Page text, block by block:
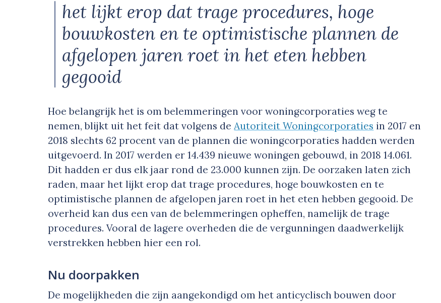
het lijkt erop dat trage procedures, hoge
bouwkosten en te optimistische plannen de
afgelopen jaren roet in het eten hebben
gegooid
Hoe belangrijk het is om belemmeringen voor woningcorporaties weg te
nemen, blijkt uit het feit dat volgens deAutoriteit Woningcorporaties in 2017 en
2018 slechts 62 procent van de plannen die woningcorporaties hadden werden
uitgevoerd. In 2017 werden er 14.439 nieuwe woningen gebouwd, in 2018 14.061.
Dit hadden er dus elk jaar rond de 23.000 kunnen zijn. De oorzaken laten zich
raden, maar het lijkt erop dat trage procedures, hoge bouwkosten en te
optimistische plannen de afgelopen jaren roet in het eten hebben gegooid. De
overheid kan dus een van de belemmeringen opheffen, namelijk de trage
procedures. Vooral de lagere overheden die de vergunningen daadwerkelijk
verstrekken hebben hier een rol.
Nu doorpakken
De mogelijkheden die zijn aangekondigd om het anticyclisch bouwen door